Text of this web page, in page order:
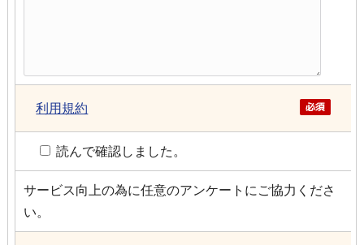
利用規約
読んで確認しました。
サービス向上の為に任意のアンケートにご協力くださ
い。